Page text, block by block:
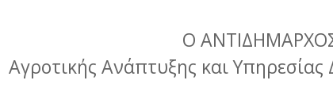
Ο
Αγροτικής Ανάπτυξης και